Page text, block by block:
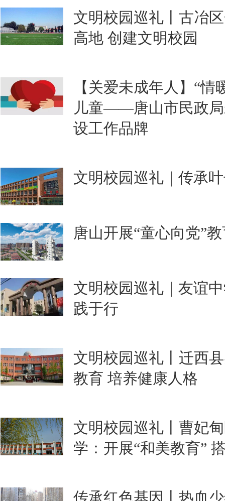
文明校园巡礼丨古冶
高地 创建文明校园
【关爱未成年人】“
儿童——唐山市民政
设工作品牌
文明校园巡礼｜传承
唐山开展“童心向党”
文明校园巡礼｜友谊
践于行
文明校园巡礼丨迁西
教育 培养健康人格
文明校园巡礼丨曹妃
学：开展“和美教育”
传承红色基因丨热血